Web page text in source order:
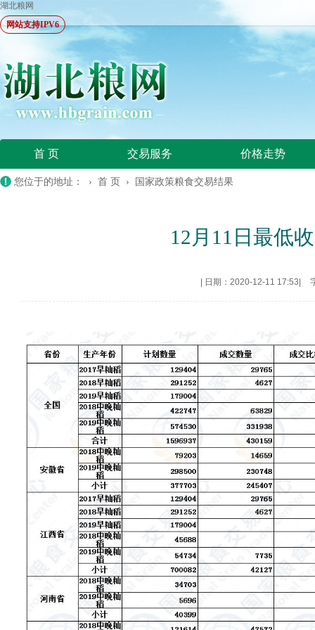
湖北粮网
网站支持IPV6
首 页 交易服务 价格走势
您位于的地址： › 首 页 › 国家政策粮食交易结果
12月11日最低
日期：2020-12-11 17:53